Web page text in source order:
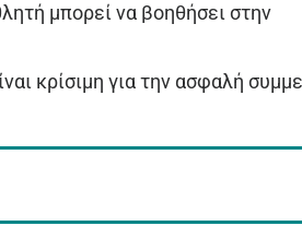
μπορεί να βοηθήσει στην
κρίσιμη για την ασφαλή